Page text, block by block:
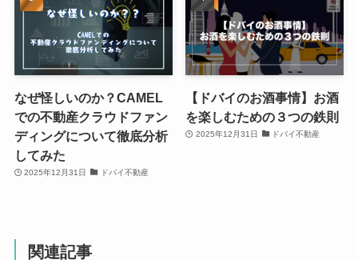
なぜ怪しいのか？CAMEL
での不動産クラウドファン
ディングについて徹底分析
してみた
2025年12月31日 ドバイ不動産
【ドバイのお酒事情】お酒
を楽しむための３つの鉄則
2025年12月31日 ドバイ不動産
関連記事